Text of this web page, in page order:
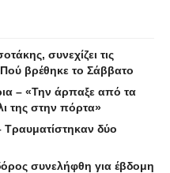
συνεχίζει τις
βρέθηκε το Σάββατο
– «Την άρπαξε από τα
της στην πόρτα»
δύο
συνελήφθη για έβδομη